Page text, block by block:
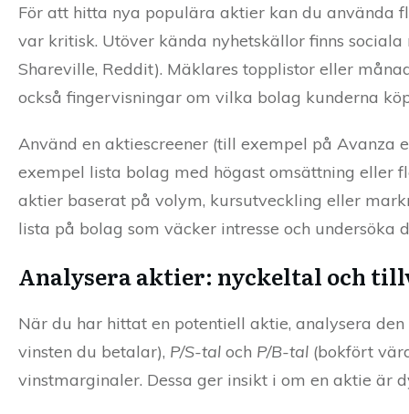
För att hitta nya populära aktier kan du använda
var kritisk. Utöver kända nyhetskällor finns
Shareville, Reddit). Mäklares topplistor eller
också fingervisningar om vilka bolag kunderna
Använd en aktiescreener (till exempel på
exempel lista bolag med högast omsättning eller
aktier baserat på volym, kursutveckling eller
lista på bolag som väcker intresse och undersöka
Analysera aktier: nyckeltal och
När du har hittat en potentiell aktie, analysera
vinsten du betalar), P/S-tal och P/B-tal (bokfört
vinstmarginaler. Dessa ger insikt i om en aktie